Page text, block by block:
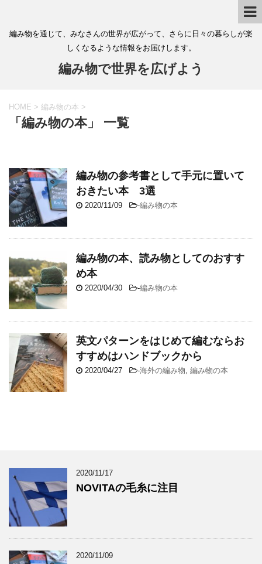
編み物を通じて、みなさんの世界が広がって、さらに日々の暮らしが楽
しくなるような情報をお届けします。
編み物で世界を広げよう
HOME > 編み物の本 >
「編み物の本」 一覧
編み物の参考書として手元に置いて
おきたい本 3選
2020/11/09 -編み物の本
編み物の本、読み物としてのおすす
め本
2020/04/30 -編み物の本
英文パターンをはじめて編むならお
すすめはハンドブックから
2020/04/27 -海外の編み物, 編み物の本
2020/11/17
NOVITAの毛糸に注目
2020/11/09